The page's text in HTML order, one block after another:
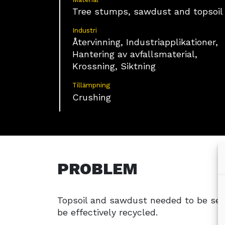
Tree stumps, sawdust and topsoil
Industri
Återvinning, Industriapplikationer,
Hantering av avfallsmaterial,
Krossning, Siktning
Tillämpning
Crushing
PROBLEM
Topsoil and sawdust needed to be
be effectively recycled.